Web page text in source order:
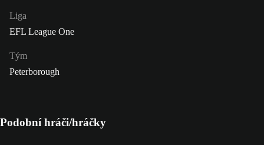
Liga
EFL League One
Tým
Peterborough
Podobní hráči/hráčky